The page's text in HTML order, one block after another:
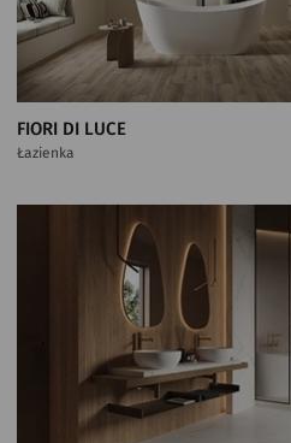
FIORI DI LUCE
Łazienka